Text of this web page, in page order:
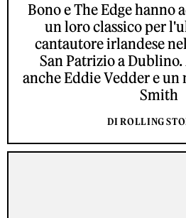
Bono e The Edge hanno
un loro classico per
cantautore irlandese
San Patrizio a
anche Eddie Vedder e un
Smith
DI ROLLING